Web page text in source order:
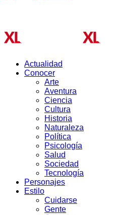
Actualidad
Conocer
Arte
Aventura
Ciencia
Cultura
Historia
Naturaleza
Política
Psicología
Salud
Sociedad
Tecnología
Personajes
Estilo
Cuidarse
Gente